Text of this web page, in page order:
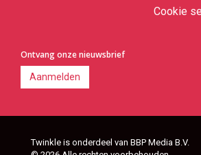
Cookie
Ontvang onze nieuwsbrief
Aanmelden
Twinkle is onderdeel van BBP Media B.V.